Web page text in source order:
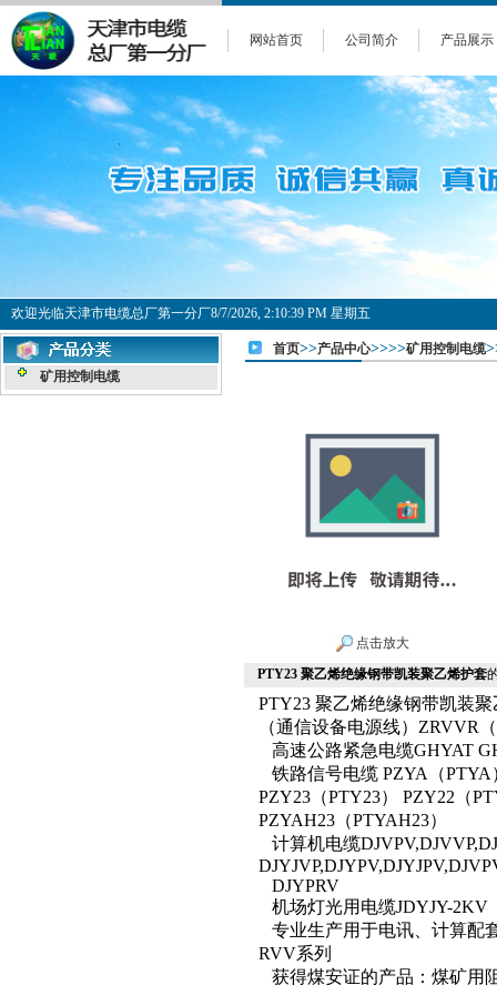
网站首页 公司简介 产品展示
欢迎光临天津市电缆总厂第一分厂8/7/2026, 2:10:40 PM 星期五
矿用控制电缆
首页>>产品中心>>>>矿用控制电缆
点击放大
PTY23 聚乙烯绝缘钢带凯装聚乙烯护套
PTY23 聚乙烯绝缘钢带凯装
（通信设备电源线）ZRVVR
高速公路紧急电缆GHYAT
铁路信号电缆 PZYA（PTYA
PZY23（PTY23） PZY22（
PZYAH23（PTYAH23）
计算机电缆
DJYPRV
机场灯光用电缆JDYJY-2KV
专业生产用于电讯、计算
RVV系列
获得煤安证的产品：煤矿用